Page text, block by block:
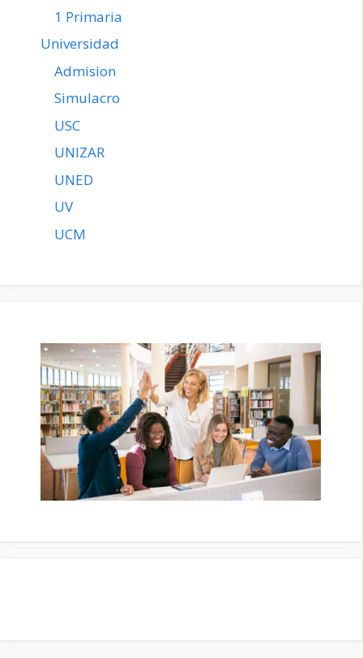
1 Primaria
Universidad
Admision
Simulacro
USC
UNIZAR
UNED
UV
UCM